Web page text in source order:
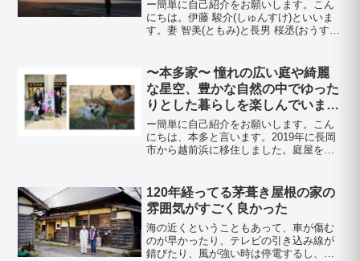
ー簡単に自己紹介をお願いします。こん
にちは。伊藤 駿介(しゅんすけ)といいま
す。妻 智美(ともみ)と長男 桜丞(おうす
ノーボード、妻はヨガと泳ぐこと、3歳の
息子は動...
〜本多家〜 憧れの広い庭や綺麗
な星空、豊かな自然の中でゆった
りとした暮らしを楽しんでいま
す。
ー簡単に自己紹介をお願いします。こん
にちは、本多と言います。2019年に長岡
市から越前浜に移住しました。庭屋を生
たのですか？自然が豊かで、子供達が自
由に走り回れる庭があ...
120年経ってる茅葺き屋根の家の
雰囲気がすごく良かった
海の近くということもあって、車が傷む
のが早かったり、テレビの引き込み線が
錆びたり、風が強い時は停電するし、ラ